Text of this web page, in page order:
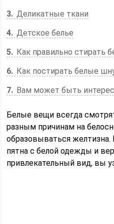
3 Деликатные ткани
4 Детское белье
5
Как правильно стирать
6
Как постирать белые
7
Вам может быть
Белые вещи всегда
разным причинам на
образовываться
пятна с белой одежды и
привлекательный вид, вы